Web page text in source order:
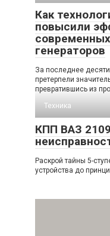
Как
повысили
генераторов
За последнее
претерпели
превратившись из
Техника
КПП ВАЗ
Раскрой тайны 5-
устройства до